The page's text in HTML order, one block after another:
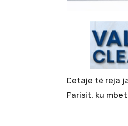
Detaje të reja
Parisit, ku